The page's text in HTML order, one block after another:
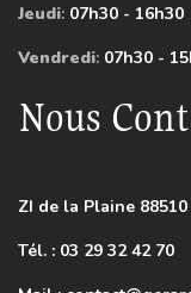
Jeudi: 07h30 - 16h30
Vendredi: 07h30 -
Nous
ZI de la Plaine
Tél. : 03 29 32 42 70